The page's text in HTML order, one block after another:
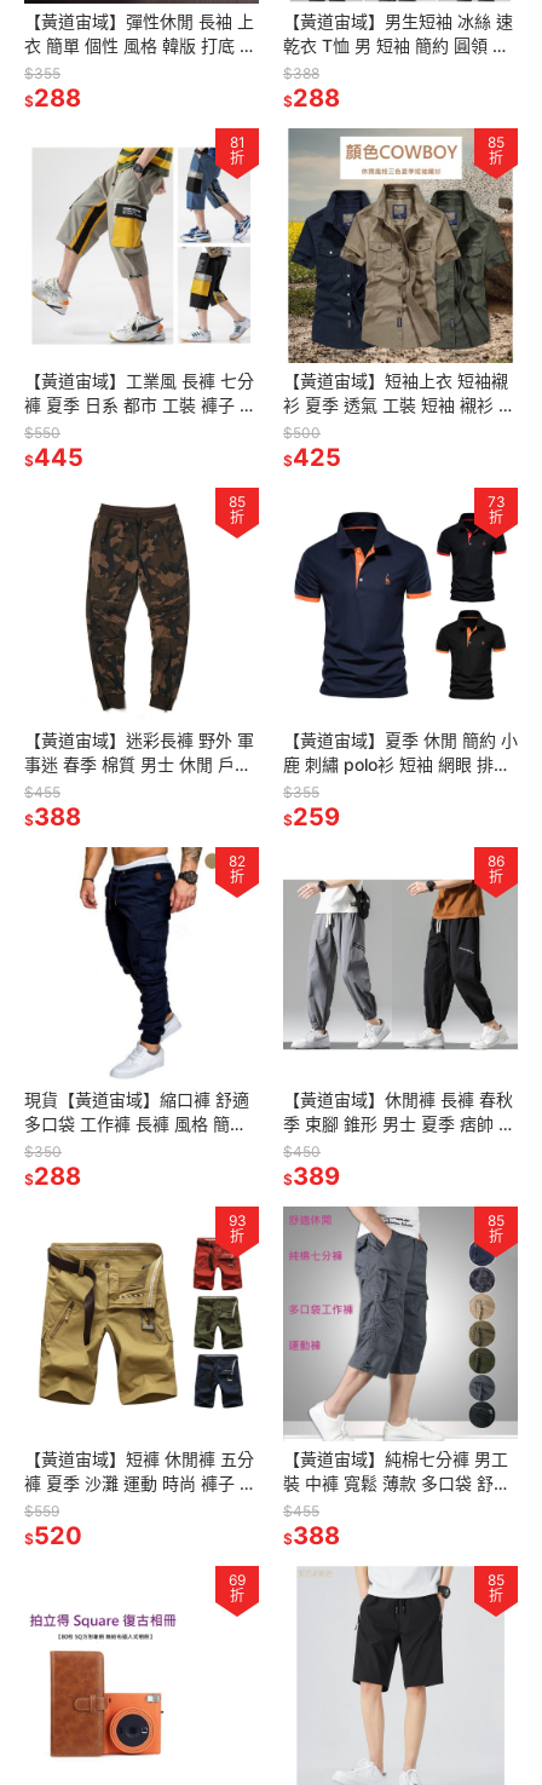
【黃道宙域】彈性休閒 長袖 上
衣 簡單 個性 風格 韓版 打底 秋
冬 彈性 男裝 男士 上衣 長袖 T
恤 長T 寬鬆
$355
$288
【黃道宙域】男生短袖 冰絲 速
乾衣 T恤 男 短袖 簡約 圓領 運
動服 光板 健身服 訓練 排汗衫
男裝
$388
$288
81
折
【黃道宙域】工業風 長褲 七分
褲 夏季 日系 都市 工裝 褲子 男
休閒 寬鬆 簡約 潮流 七分褲 男
裝
$550
$445
85
折
【黃道宙域】短袖上衣 短袖襯
衫 夏季 透氣 工裝 短袖 襯衫 男
純棉 薄款 休閒 寬鬆 大碼 半袖
男士 男裝
$500
$425
85
折
【黃道宙域】迷彩長褲 野外 軍
事迷 春季 棉質 男士 休閒 戶外
跑步 迷彩 運動褲 寬鬆 彈力 男
式 束腳褲 男裝
$455
$388
73
折
【黃道宙域】夏季 休閒 簡約 小
鹿 刺繡 polo衫 短袖 網眼 排汗
透氣 翻領 男士 T恤 男裝 運動
衣
$355
$259
82
折
現貨【黃道宙域】縮口褲 舒適
多口袋 工作褲 長褲 風格 簡單
輕鬆 休閒 時尚 男生 側口袋 素
色 簡約
$350
$288
86
折
【黃道宙域】休閒褲 長褲 春秋
季 束腳 錐形 男士 夏季 痞帥 潮
牌 九分 工裝 運動 長褲 男裝 寬
鬆 大尺碼 流行
$450
$389
93
折
【黃道宙域】短褲 休閒褲 五分
褲 夏季 沙灘 運動 時尚 褲子 大
尺碼 休閒 純棉 短褲 男裝 戶外
舒適
$559
$520
85
折
【黃道宙域】純棉七分褲 男工
裝 中褲 寬鬆 薄款 多口袋 舒適
都會 休閒褲 運動褲 工作褲 中
褲
$455
$388
69
折
85
折